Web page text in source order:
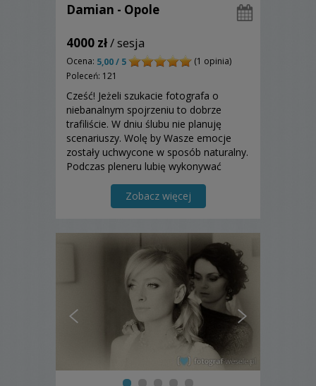
Damian - Opole
4000 zł/ sesja
Ocena: 5,00 / 5
(1 opinia)
Poleceń: 121
Cześć! Jeżeli szukacie fotografa o
niebanalnym spojrzeniu to dobrze
trafiliście. W dniu ślubu nie planuję
scenariuszy. Wolę by Wasze emocje
zostały uchwycone w sposób naturalny.
Podczas pleneru lubię wykonywać
Zobacz więcej